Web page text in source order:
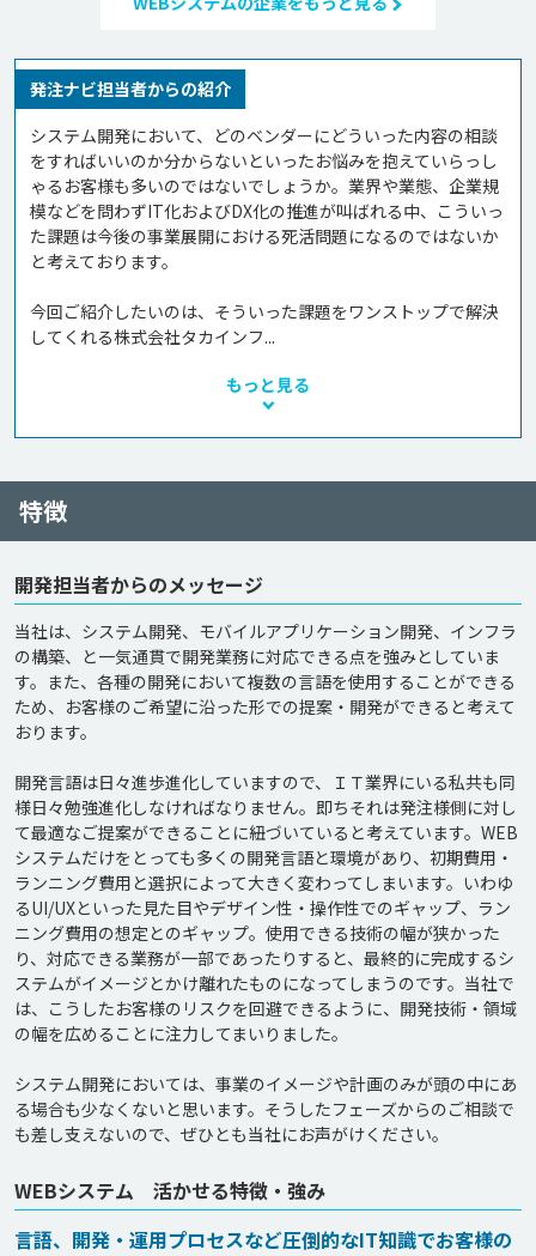
発注ナビ担当者からの紹介
システム開発において、どのベンダーにどういった内容の相談
をすればいいのか分からないといったお悩みを抱えていらっし
ゃるお客様も多いのではないでしょうか。業界や業態、企業規
模などを問わずIT化およびDX化の推進が叫ばれる中、こういっ
た課題は今後の事業展開における死活問題になるのではないか
と考えております。
今回ご紹介したいのは、そういった課題をワンストップで解決
してくれる株式会社タカインフ...
もっと見る
特徴
開発担当者からのメッセージ
当社は、システム開発、モバイルアプリケーション開発、インフラ
の構築、と一気通貫で開発業務に対応できる点を強みとしていま
す。また、各種の開発において複数の言語を使用することができる
ため、お客様のご希望に沿った形での提案・開発ができると考えて
おります。
開発言語は日々進歩進化していますので、ＩＴ業界にいる私共も同
様日々勉強進化しなければなりません。即ちそれは発注様側に対し
て最適なご提案ができることに紐づいていると考えています。WEB
システムだけをとっても多くの開発言語と環境があり、初期費用・
ランニング費用と選択によって大きく変わってしまいます。いわゆ
るUI/UXといった見た目やデザイン性・操作性でのギャップ、ラン
ニング費用の想定とのギャップ。使用できる技術の幅が狭かった
り、対応できる業務が一部であったりすると、最終的に完成するシ
ステムがイメージとかけ離れたものになってしまうのです。当社で
は、こうしたお客様のリスクを回避できるように、開発技術・領域
の幅を広めることに注力してまいりました。
システム開発においては、事業のイメージや計画のみが頭の中にあ
る場合も少なくないと思います。そうしたフェーズからのご相談で
WEBシステム 活かせる特徴・強み
言語、開発・運用プロセスなど圧倒的なIT知識でお客様の